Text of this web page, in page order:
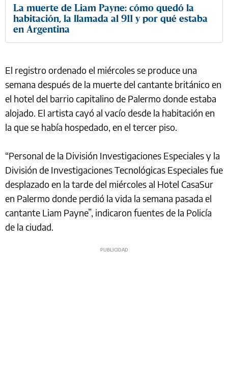
La muerte de Liam Payne: cómo quedó la
habitación, la llamada al 911 y por qué estaba
en Argentina
El registro ordenado el miércoles se produce una
semana después de la muerte del cantante británico en
el hotel del barrio capitalino de Palermo donde estaba
alojado. El artista cayó al vacío desde la habitación en
la que se había hospedado, en el tercer piso.
“Personal de la División Investigaciones Especiales y la
División de Investigaciones Tecnológicas Especiales fue
desplazado en la tarde del miércoles al Hotel CasaSur
en Palermo donde perdió la vida la semana pasada el
cantante Liam Payne”, indicaron fuentes de la Policía
de la ciudad.